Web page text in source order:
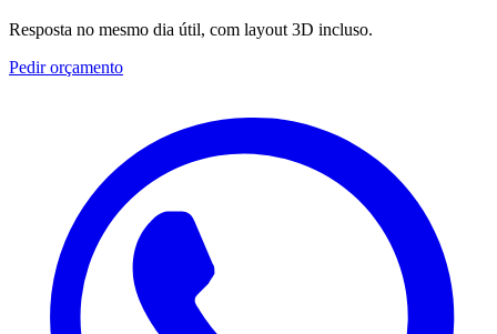
Resposta no mesmo dia útil, com layout 3D incluso.
Pedir orçamento